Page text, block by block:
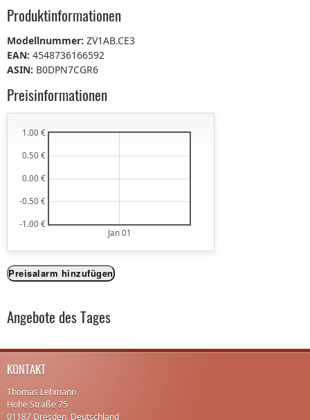
Produktinformationen
Modellnummer: ZV1AB.CE3
EAN: 4548736166592
ASIN: B0DPN7CGR6
Preisinformationen
Jan 01
-1.00 €
-0.50 €
0.00 €
0.50 €
1.00 €
Preisalarm hinzufügen
Angebote des Tages
KONTAKT
Thomas Lehmann
Hohe Straße 75
01187 Dresden, Deutschland